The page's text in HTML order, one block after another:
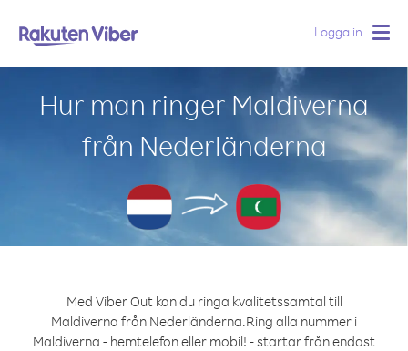
Logga in
Hur man ringer Maldiverna
från Nederländerna
Med Viber Out kan du ringa kvalitetssamtal till
Maldiverna från Nederländerna.Ring alla nummer i
Maldiverna - hemtelefon eller mobil! - startar från endast